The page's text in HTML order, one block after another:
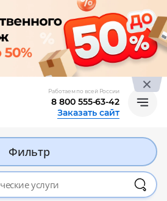
Работаем по всей России
8 800 555-63-42
Заказать сайт
Фильтр